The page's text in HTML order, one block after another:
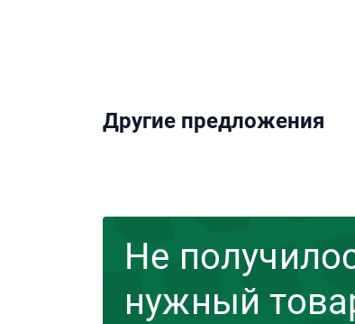
Другие предложения
Не
нужный